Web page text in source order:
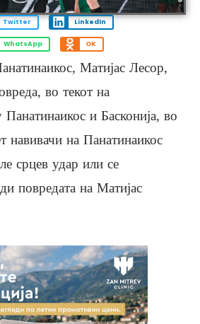
Twitter LinkedIn
WhatsApp OK
Матијас Лесор,
во текот на
Панатинаикос и Басконија, во
навивачи на Панатинаикос
срцев удар или се
повредата на Матијас